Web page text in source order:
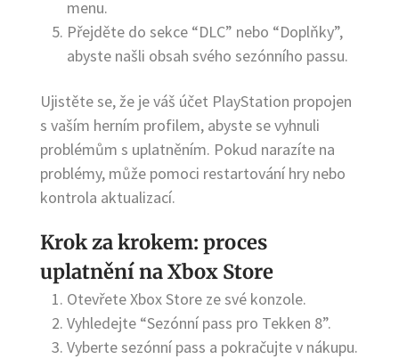
menu.
Přejděte do sekce “DLC” nebo “Doplňky”,
abyste našli obsah svého sezónního passu.
Ujistěte se, že je váš účet PlayStation propojen
s vaším herním profilem, abyste se vyhnuli
problémům s uplatněním. Pokud narazíte na
problémy, může pomoci restartování hry nebo
kontrola aktualizací.
Krok za krokem: proces
uplatnění na Xbox Store
Otevřete Xbox Store ze své konzole.
Vyhledejte “Sezónní pass pro Tekken 8”.
Vyberte sezónní pass a pokračujte v nákupu.